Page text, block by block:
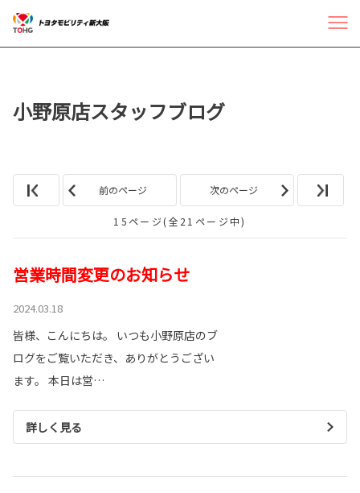
小野原店スタッフブログ
前のページ 次のページ
15ページ(全21ページ中)
営業時間変更のお知らせ
2024.03.18
皆様、こんにちは。 いつも小野原店のブ
ログをご覧いただき、ありがとうござい
ます。 本日は営…
詳しく見る